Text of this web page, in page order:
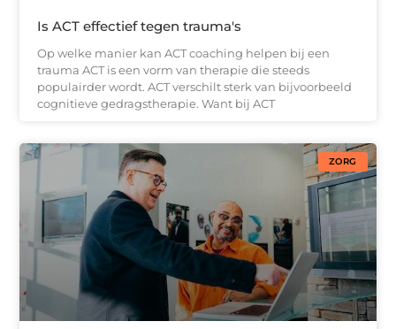
Is ACT effectief tegen trauma's
Op welke manier kan ACT coaching helpen bij een
trauma ACT is een vorm van therapie die steeds
populairder wordt. ACT verschilt sterk van bijvoorbeeld
cognitieve gedragstherapie. Want bij ACT
ZORG